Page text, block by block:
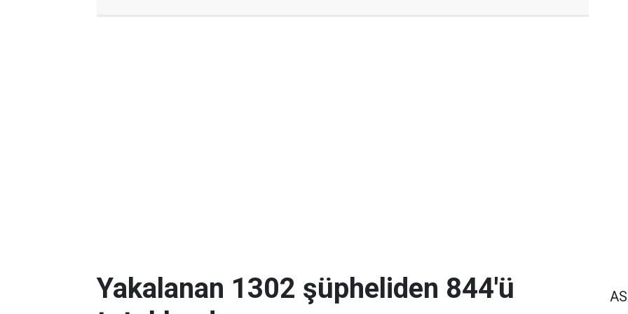
Yakalanan 1302 şüpheliden 844'ü